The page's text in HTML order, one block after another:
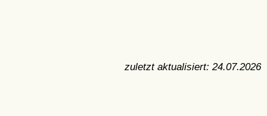
zuletzt aktualisiert: 24.07.2026